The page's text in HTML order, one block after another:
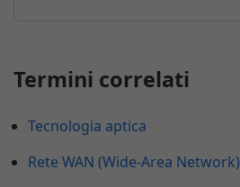
Termini correlati
Tecnologia aptica
Rete WAN (Wide-Area Network)